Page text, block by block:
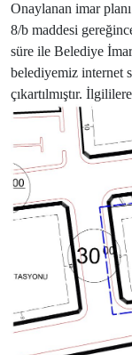
Onaylanan imar
8/b maddesi
süre ile Belediye
belediyemiz internet
çıkartılmıştır.